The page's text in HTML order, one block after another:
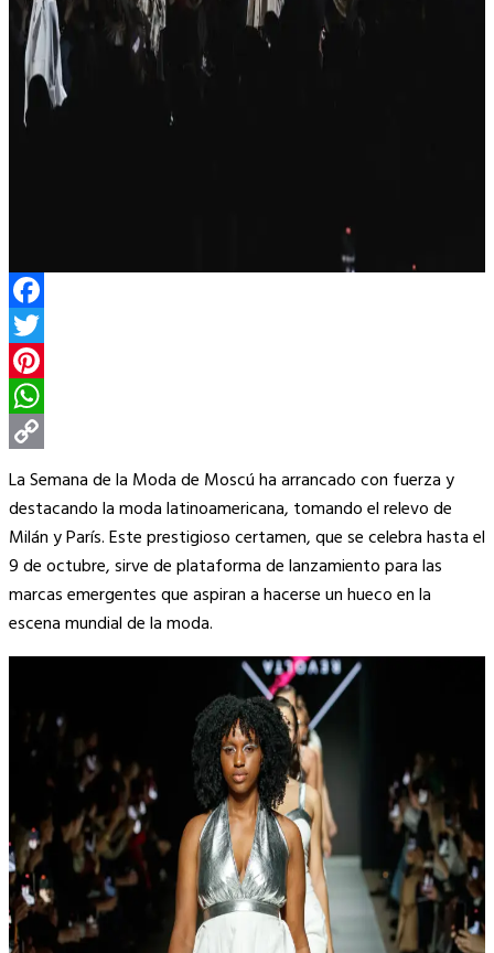
Facebook
Twitter
Pinterest
WhatsApp
Copy
Link
La Semana de la Moda de Moscú ha arrancado con fuerza y
destacando la moda latinoamericana, tomando el relevo de
Milán y París. Este prestigioso certamen, que se celebra hasta el
9 de octubre, sirve de plataforma de lanzamiento para las
marcas emergentes que aspiran a hacerse un hueco en la
escena mundial de la moda.